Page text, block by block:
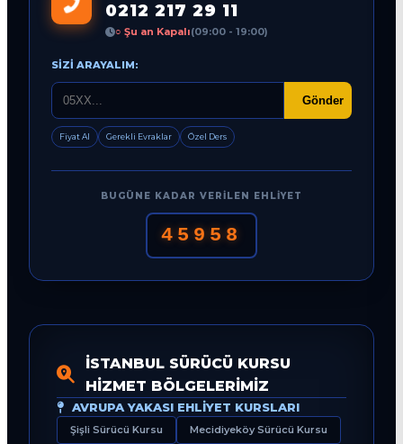
0212 217 29 11
○ Şu an Kapalı(09:00 - 19:00)
SIZI ARAYALIM:
Gönder
Fiyat Al Gerekli Evraklar Özel Ders
BUGÜNE KADAR VERILEN EHLIYET
45958
İSTANBUL SÜRÜCÜ KURSU
HIZMET BÖLGELERIMIZ
AVRUPA YAKASI EHLIYET KURSLARI
Şişli Sürücü Kursu Mecidiyeköy Sürücü Kursu